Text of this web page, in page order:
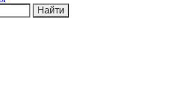
Найти